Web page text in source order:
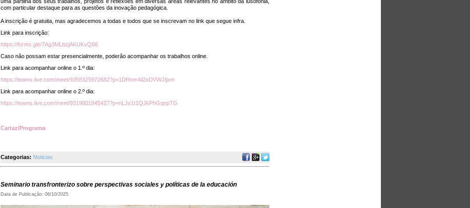
uma partilha dos seus trabalhos, projetos e reflexões em diversas áreas relevantes no âmbito da lusofonia,
com particular destaque para as questões da inovação pedagógica.
A inscrição é gratuita, mas agradecemos a todas e todos que se inscrevam no link que segue infra.
Link para inscrição:
https://forms.gle/7Ag3MLbzjAKUKvQ86
Caso não possam estar presencialmente, poderão acompanhar os trabalhos online.
Link para acompanhar online o 1.º dia:
https://teams.live.com/meet/9358325972682?p=1DRnm4il2xDVWJIjxm
Link para acompanhar online o 2.º dia:
https://teams.live.com/meet/9319801845427?p=nLJx1t1QJkPhGqnpTG
Cartaz/Programa
Categorias: Noticias
Seminario transfronterizo sobre perspectivas sociales y políticas de la educación
Data de Publicação: 06/10/2025